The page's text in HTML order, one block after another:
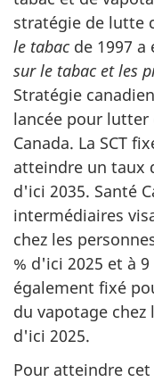
stratégie de lutte
le tabacde 1997 a
sur le tabac et les
Stratégie
lancée pour
Canada. La SCT
atteindre un taux
d'ici 2035. Santé
intermédiaires
chez les
% d'ici 2025 et à
également fixé
du vapotage chez
d'ici 2025.
Pour atteindre cet